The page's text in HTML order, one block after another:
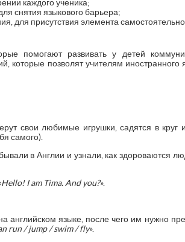
каждого ученика;
снятия языкового барьера;
для присутствия элемента
помогают развивать у детей
позволят учителям иностранного
свои любимые игрушки, садятся в круг
самого).
в Англии и узнали, как здороваются
Hello! I am Tima. And you?».
английском языке, после чего им нужно
run / jump / swim / fly».